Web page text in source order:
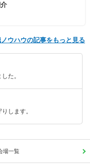
ウハウの記事をもっと見る
た。
します。
場一覧